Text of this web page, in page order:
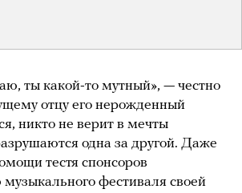
ты какой-то мутный», — честно
отцу его нерожденный
никто не верит в мечты
одна за другой. Даже
тестя спонсоров
фестиваля своей